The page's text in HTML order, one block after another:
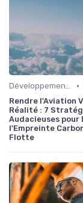
Développement Durable •
Rendre l'Aviation
Réalité : 7
Audacieuses pour
l'Empreinte
Flotte